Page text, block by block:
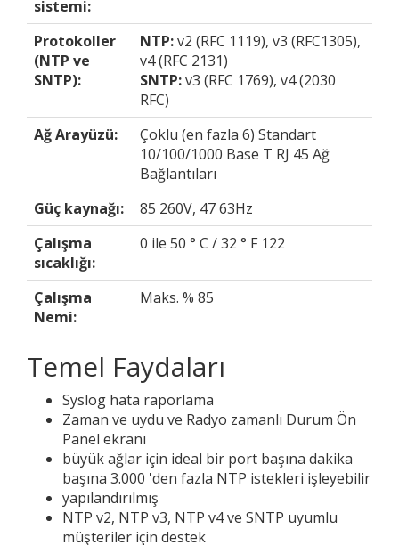
sistemi:
Protokoller
(NTP ve
SNTP):
NTP:v2 (RFC 1119), v3 (RFC1305),
v4 (RFC 2131)
SNTP:v3 (RFC 1769), v4 (2030
RFC)
Ağ Arayüzü:
Çoklu (en fazla 6) Standart
10/100/1000 Base T RJ 45 Ağ
Bağlantıları
Güç kaynağı:
85 260V, 47 63Hz
Çalışma
sıcaklığı:
0 ile 50 ° C / 32 ° F 122
Çalışma
Nemi:
Maks. % 85
Temel Faydaları
Syslog hata raporlama
Zaman ve uydu ve Radyo zamanlı Durum Ön
Panel ekranı
büyük ağlar için ideal bir port başına dakika
başına 3.000 'den fazla NTP istekleri işleyebilir
yapılandırılmış
NTP v2, NTP v3, NTP v4 ve SNTP uyumlu
müşteriler için destek